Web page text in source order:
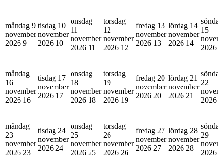
måndag 9
november
2026 9
tisdag 10
november
2026 10
onsdag
11
november
2026 11
torsdag
12
november
2026 12
fredag 13
november
2026 13
lördag 14
november
2026 14
15
2026
måndag
16
november
2026 16
tisdag 17
november
2026 17
onsdag
18
november
2026 18
torsdag
19
november
2026 19
fredag 20
november
2026 20
lördag 21
november
2026 21
22
2026
måndag
23
november
2026 23
tisdag 24
november
2026 24
onsdag
25
november
2026 25
torsdag
26
november
2026 26
fredag 27
november
2026 27
lördag 28
november
2026 28
29
2026